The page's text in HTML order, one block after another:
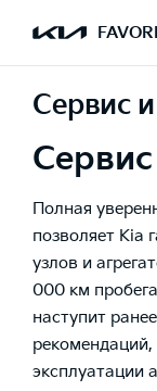
Сервис
Полная
позволяет Kia
узлов и
000 км
наступит
эксплуатации